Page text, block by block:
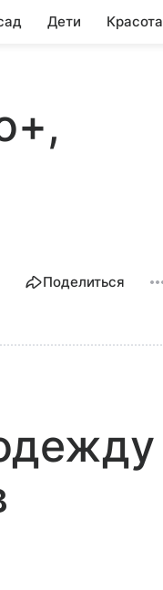
Дети Красота
Поделиться